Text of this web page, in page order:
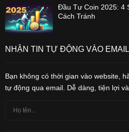
Đầu Tư Coin 2025: 4
Cách Tránh
NHẬN TIN TỰ ĐỘNG VÀO EMAIL
Bạn không có thời gian vào website,
tự động qua email. Dễ dàng, tiện lợi